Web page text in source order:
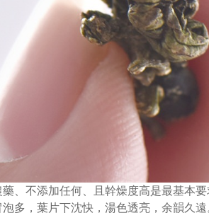
、不添加任何、且幹燥度高是最基本
多，葉片下沈快， 湯色透亮，余韻久遠